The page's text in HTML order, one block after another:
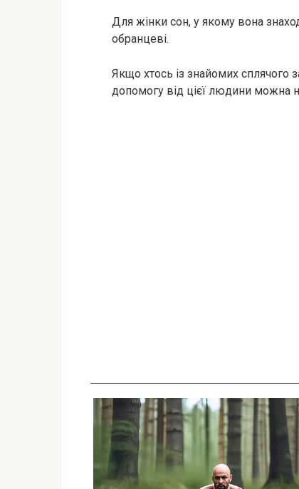
Для жінки сон, у якому вона
обранцеві.
Якщо хтось із знайомих сплячого
допомогу від цієї людини можна